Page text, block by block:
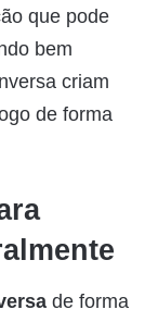
que pode
bem
criam
de forma
de forma